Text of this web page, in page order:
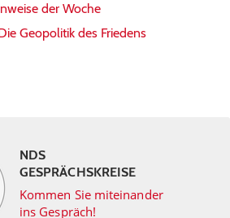
der Woche
Geopolitik des Friedens
NDS
GESPRÄCHSKREISE
Kommen Sie miteinander
ins Gespräch!